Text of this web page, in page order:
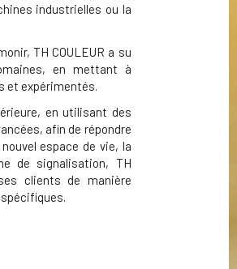
industrielles ou la
TH COULEUR a su
en mettant à
et expérimentés.
en utilisant des
afin de répondre
espace de vie, la
de signalisation, TH
clients de manière